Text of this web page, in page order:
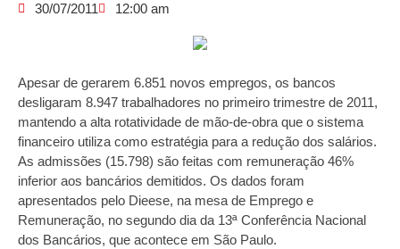
30/07/2011 12:00 am
Apesar de gerarem 6.851 novos empregos, os bancos
desligaram 8.947 trabalhadores no primeiro trimestre de 2011,
mantendo a alta rotatividade de mão-de-obra que o sistema
financeiro utiliza como estratégia para a redução dos salários.
As admissões (15.798) são feitas com remuneração 46%
inferior aos bancários demitidos. Os dados foram
apresentados pelo Dieese, na mesa de Emprego e
Remuneração, no segundo dia da 13ª Conferência Nacional
dos Bancários, que acontece em São Paulo.